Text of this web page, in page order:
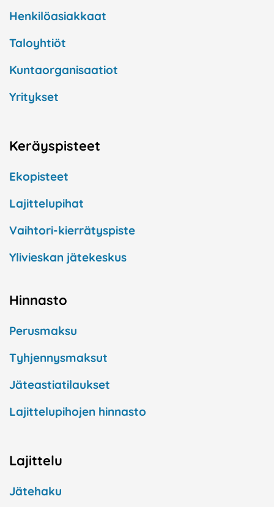
Henkilöasiakkaat
Taloyhtiöt
Kuntaorganisaatiot
Yritykset
Keräyspisteet
Ekopisteet
Lajittelupihat
Vaihtori-kierrätyspiste
Ylivieskan jätekeskus
Hinnasto
Perusmaksu
Tyhjennysmaksut
Jäteastiatilaukset
Lajittelupihojen hinnasto
Lajittelu
Jätehaku